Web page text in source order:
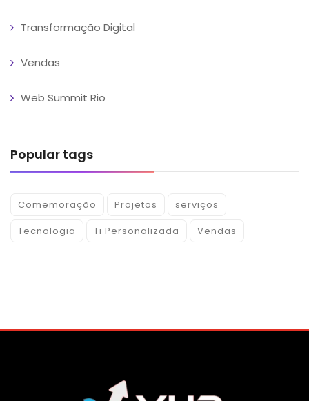
Transformação Digital
Vendas
Web Summit Rio
Popular tags
Comemoração Projetos
serviços
Tecnologia
Ti Personalizada Vendas